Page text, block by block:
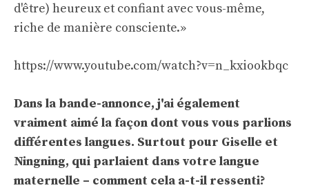
d'être) heureux et confiant avec vous-même,
riche de manière consciente.»
https://www.youtube.com/watch?v=n_kxiookbqc
Dans la bande-annonce, j'ai également
vraiment aimé la façon dont vous vous parlions
différentes langues. Surtout pour Giselle et
Ningning, qui parlaient dans votre langue
maternelle – comment cela a-t-il ressenti?